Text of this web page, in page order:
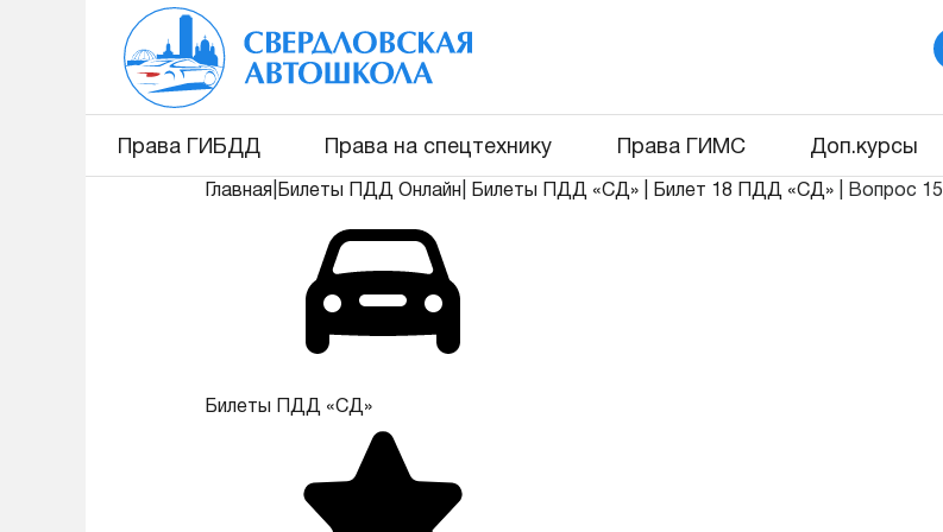
Права ГИБДД Права на спецтехнику Права ГИМС Доп.курсы
Главная Билеты ПДД Онлайн Билеты ПДД «СД» Билет 18 ПДД «СД» Вопрос 15
Билеты ПДД «СД»